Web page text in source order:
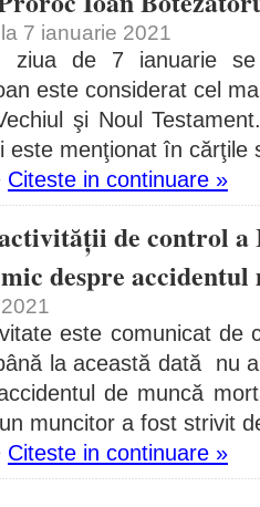
7 ianuarie 2021
ziua de 7 ianuarie
este considerat cel
şi Noul
este menţionat în cărţile
Citeste in continuare »
de control
despre
este comunicat de
la această dată nu
de muncă
muncitor a fost strivit
Citeste in continuare »